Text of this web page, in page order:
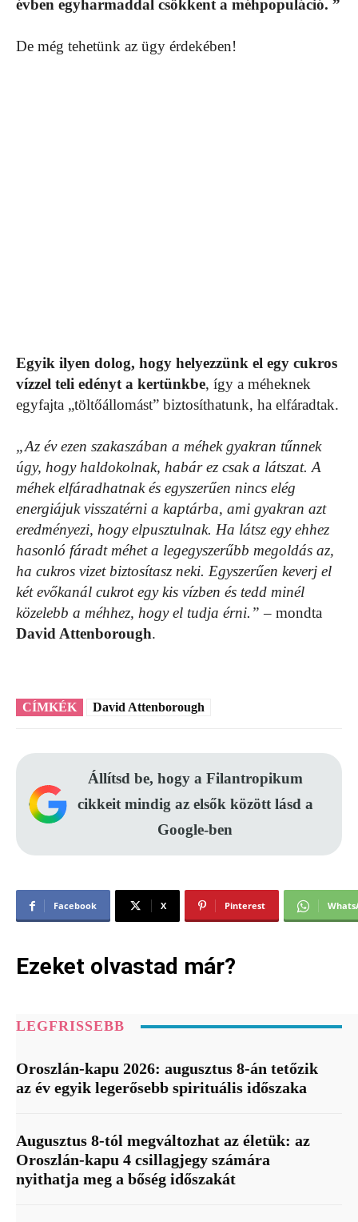
évben egyharmaddal csökkent a méhpopuláció. ”
De még tehetünk az ügy érdekében!
Egyik ilyen dolog, hogy helyezzünk el egy cukros
vízzel teli edényt a kertünkbe, így a méheknek
egyfajta „töltőállomást” biztosíthatunk, ha elfáradtak.
„Az év ezen szakaszában a méhek gyakran tűnnek
úgy, hogy haldokolnak, habár ez csak a látszat. A
méhek elfáradhatnak és egyszerűen nincs elég
energiájuk visszatérni a kaptárba, ami gyakran azt
eredményezi, hogy elpusztulnak. Ha látsz egy ehhez
hasonló fáradt méhet a legegyszerűbb megoldás az,
ha cukros vizet biztosítasz neki. Egyszerűen keverj el
két evőkanál cukrot egy kis vízben és tedd minél
közelebb a méhhez, hogy el tudja érni.” – mondta
David Attenborough.
CÍMKÉK David Attenborough
Állítsd be, hogy a Filantropikum
cikkeit mindig az elsők között lásd a
Google-ben
Facebook X Pinterest
Ezeket olvastad már?
LEGFRISSEBB
Oroszlán-kapu 2026: augusztus 8-án tetőzik
az év egyik legerősebb spirituális időszaka
Augusztus 8-tól megváltozhat az életük: az
Oroszlán-kapu 4 csillagjegy számára
nyithatja meg a bőség időszakát